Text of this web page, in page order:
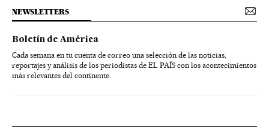
NEWSLETTERS
Boletín de América
Cada semana en tu cuenta de correo una selección de las noticias,
reportajes y análisis de los periodistas de EL PAÍS con los acontecimientos
más relevantes del continente.